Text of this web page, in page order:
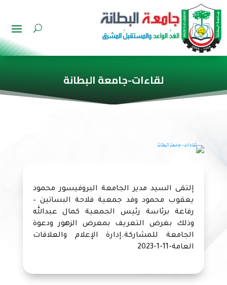
لقاءات-جامعة البطانة
إلتقى السيد مدير الجامعة البروفيسور محمود
يعقوب محمود وفد جمعية فلاحة البساتين –
رفاعة برئاسة رئيس الجمعية كمال عبدالله
وذلك بغرض التعريف بمعرض الزهور ودعوة
الجامعة للمشاركة.إدارة الإعلام والعلاقات
العامة-11-1-2023